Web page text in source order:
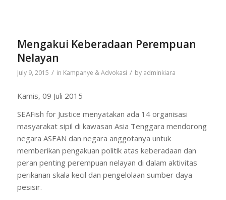
Mengakui Keberadaan Perempuan
Nelayan
July 9, 2015 / in Kampanye & Advokasi / by adminkiara
Kamis, 09 Juli 2015
SEAFish for Justice menyatakan ada 14 organisasi
masyarakat sipil di kawasan Asia Tenggara mendorong
negara ASEAN dan negara anggotanya untuk
memberikan pengakuan politik atas keberadaan dan
peran penting perempuan nelayan di dalam aktivitas
perikanan skala kecil dan pengelolaan sumber daya
pesisir.